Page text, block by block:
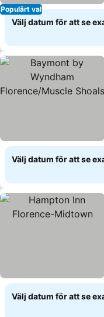
Populärt val
Välj datum för att se
Välj datum för att se
Välj datum för att se